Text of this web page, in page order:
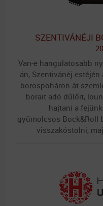
SZENTIVÁNÉJI
Van-e hangulatosabb
án, Szentivánéj
borospoháron át
borait adó dűlőit,
hajtani a
gyümölcsös Bock&Roll
visszakóstolni,